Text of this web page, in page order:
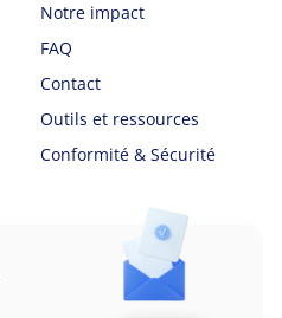
Notre impact
FAQ
Contact
Outils et ressources
Conformité & Sécurité